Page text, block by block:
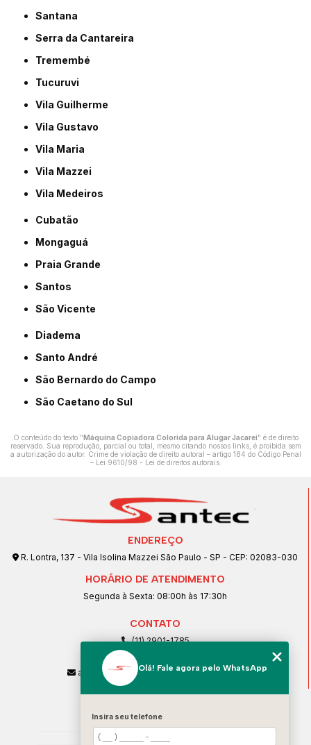
Santana
Serra da Cantareira
Tremembé
Tucuruvi
Vila Guilherme
Vila Gustavo
Vila Maria
Vila Mazzei
Vila Medeiros
Cubatão
Mongaguá
Praia Grande
Santos
São Vicente
Diadema
Santo André
São Bernardo do Campo
São Caetano do Sul
O conteúdo do texto "Máquina Copiadora Colorida para Alugar Jacareí" é de direito
reservado. Sua reprodução, parcial ou total, mesmo citando nossos links, é proibida sem
a autorização do autor. Crime de violação de direito autoral – artigo 184 do Código Penal
– Lei 9610/98 - Lei de direitos autorais.
ENDEREÇO
R. Lontra, 137 - Vila Isolina Mazzei São Paulo - SP - CEP: 02083-030
HORÁRIO DE ATENDIMENTO
Segunda à Sexta: 08:00h às 17:30h
CONTATO
(11) 2901-1785
(11) 99239-1832
atendimento@santeccopiadoras.com.br
Home
Empresa
Olá! Fale agora pelo WhatsApp
Insira seu telefone